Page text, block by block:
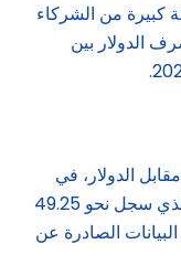
كبيرة من الشركاء
الدولار بين
الدولار، في
ارتفاع احتياطي البلاد من النقد الأجنبي والذي سجل نحو 49.25
الصادرة عن